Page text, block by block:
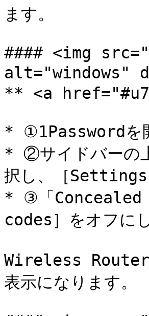
ます。
#### <img
alt="windows"
** <a
* ①1Passwordを
* ②サイドバーの
択し、［Settings
* ③「Concealed
codes］をオフに
Wireless Router
表示になります。